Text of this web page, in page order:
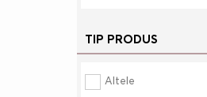
TIP PRODUS
Altele